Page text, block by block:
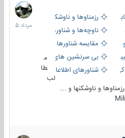
بالگرد بررزمناوها و ناوشکن‌ها
ناوچه‌ها و شناورهای گشتی
مقایسه شناورها
بی سرنشین های دریایی
نیروبرشناورهای اطلاعاتی و جاسوسی
طا
لب
و ناوشکنها و ...
2
مرداد
1405